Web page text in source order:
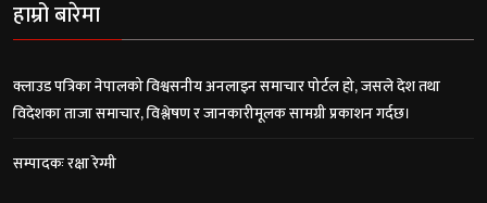
हाम्रो बारेमा
क्लाउड पत्रिका नेपालको विश्वसनीय अनलाइन समाचार पोर्टल हो, जसले देश तथा
विदेशका ताजा समाचार, विश्लेषण र जानकारीमूलक सामग्री प्रकाशन गर्दछ।
सम्पादकः रक्षा रेग्मी